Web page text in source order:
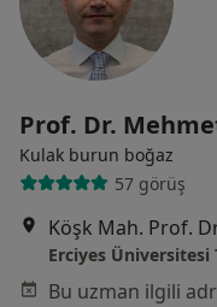
Prof. Dr.
Kulak burun boğaz
57 görüş
Erciyes Üniversitesi